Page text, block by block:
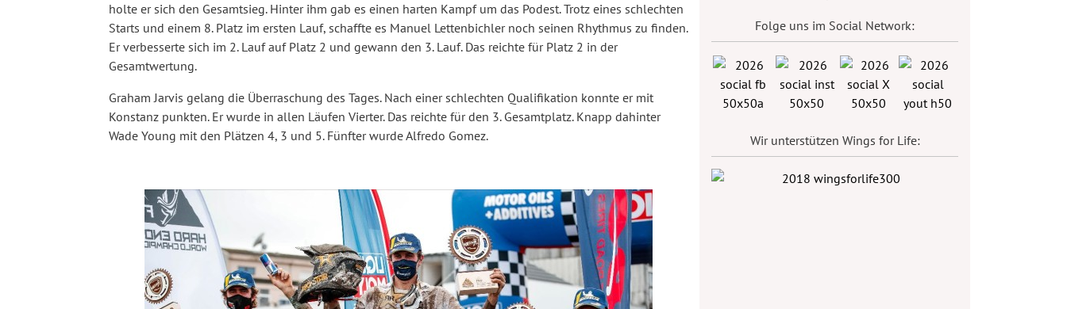
holte er sich den Gesamtsieg. Hinter ihm gab es einen harten Kampf um das Podest. Trotz eines schlechten
Starts und einem 8. Platz im ersten Lauf, schaffte es Manuel Lettenbichler noch seinen Rhythmus zu finden.
Er verbesserte sich im 2. Lauf auf Platz 2 und gewann den 3. Lauf. Das reichte für Platz 2 in der
Gesamtwertung.
Graham Jarvis gelang die Überraschung des Tages. Nach einer schlechten Qualifikation konnte er mit
Konstanz punkten. Er wurde in allen Läufen Vierter. Das reichte für den 3. Gesamtplatz. Knapp dahinter
Wade Young mit den Plätzen 4, 3 und 5. Fünfter wurde Alfredo Gomez.
Folge uns im Social Network:
Wir unterstützen Wings for Life: